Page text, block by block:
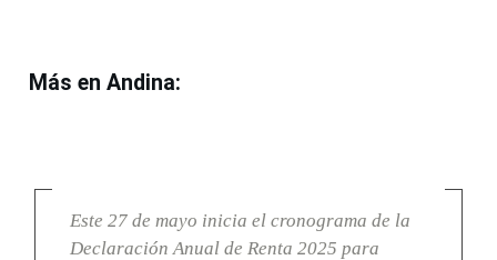
Más en Andina:
Este 27 de mayo inicia el cronograma de la
Declaración Anual de Renta 2025 para